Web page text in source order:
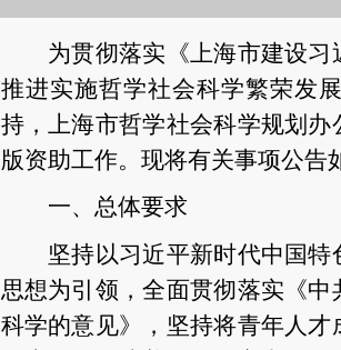
为贯彻落实《上海市建设习
推进实施哲学社会科学繁荣发展
持，上海市哲学社会科学规划办
版资助工作。 现将有关事项公告
一、总体要求
坚持以习近平新时代中国
思想为引领，全面贯彻落实《
科学的意见》，坚持将青年人